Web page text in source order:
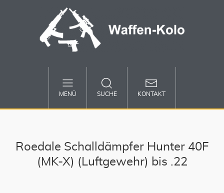
MENÜ SUCHE KONTAKT
Roedale Schalldämpfer Hunter 40F
(MK-X) (Luftgewehr) bis .22